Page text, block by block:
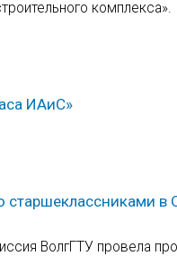
комплекса».
ИАиС»
в
ВолгГТУ провела